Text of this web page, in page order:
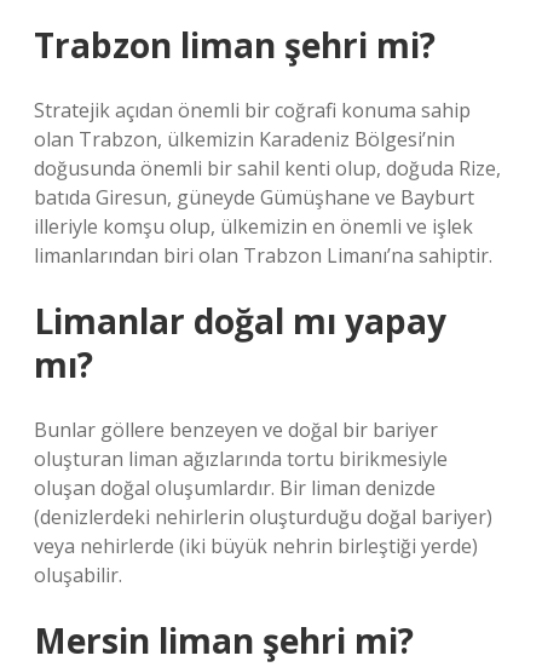
Trabzon liman şehri mi?
Stratejik açıdan önemli bir coğrafi konuma sahip
olan Trabzon, ülkemizin Karadeniz Bölgesi’nin
doğusunda önemli bir sahil kenti olup, doğuda Rize,
batıda Giresun, güneyde Gümüşhane ve Bayburt
illeriyle komşu olup, ülkemizin en önemli ve işlek
limanlarından biri olan Trabzon Limanı’na sahiptir.
Limanlar doğal mı yapay
mı?
Bunlar göllere benzeyen ve doğal bir bariyer
oluşturan liman ağızlarında tortu birikmesiyle
oluşan doğal oluşumlardır. Bir liman denizde
(denizlerdeki nehirlerin oluşturduğu doğal bariyer)
veya nehirlerde (iki büyük nehrin birleştiği yerde)
oluşabilir.
Mersin liman şehri mi?